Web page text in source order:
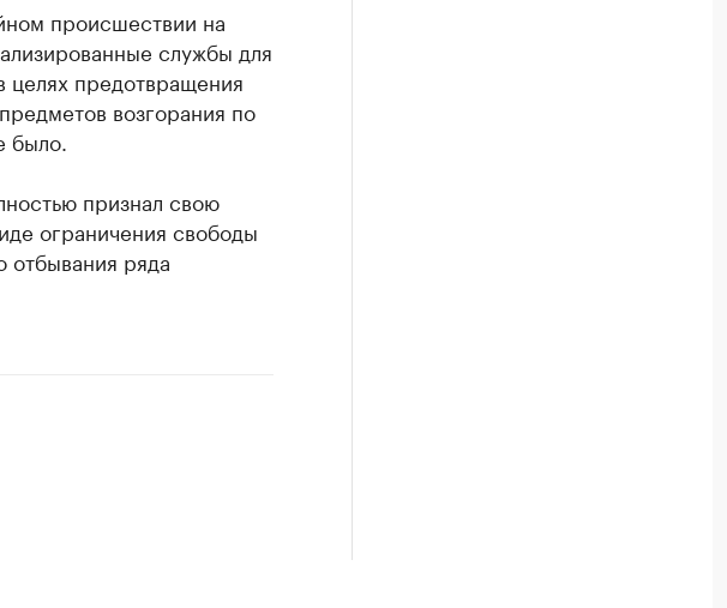
происшествии на
службы для
целях предотвращения
возгорания по
было.
признал свою
ограничения свободы
отбывания ряда